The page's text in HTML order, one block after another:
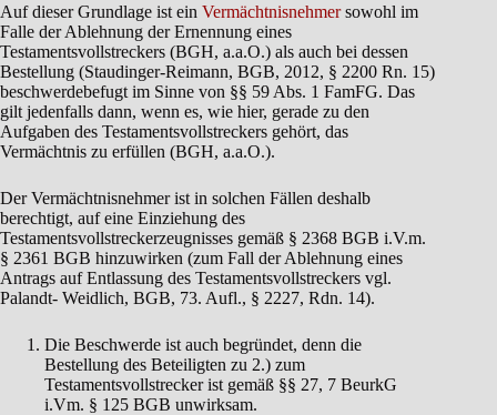
Auf dieser Grundlage ist ein Vermächtnisnehmersowohl im
Falle der Ablehnung der Ernennung eines
Testamentsvollstreckers (BGH, a.a.O.) als auch bei dessen
Bestellung (Staudinger-Reimann, BGB, 2012, § 2200 Rn. 15)
beschwerdebefugt im Sinne von §§ 59 Abs. 1 FamFG. Das
gilt jedenfalls dann, wenn es, wie hier, gerade zu den
Aufgaben des Testamentsvollstreckers gehört, das
Vermächtnis zu erfüllen (BGH, a.a.O.).
Der Vermächtnisnehmer ist in solchen Fällen deshalb
berechtigt, auf eine Einziehung des
Testamentsvollstreckerzeugnisses gemäß § 2368 BGB i.V.m.
§ 2361 BGB hinzuwirken (zum Fall der Ablehnung eines
Antrags auf Entlassung des Testamentsvollstreckers vgl.
Palandt- Weidlich, BGB, 73. Aufl., § 2227, Rdn. 14).
Die Beschwerde ist auch begründet, denn die
Bestellung des Beteiligten zu 2.) zum
Testamentsvollstrecker ist gemäß §§ 27, 7 BeurkG
i.Vm. § 125 BGB unwirksam.